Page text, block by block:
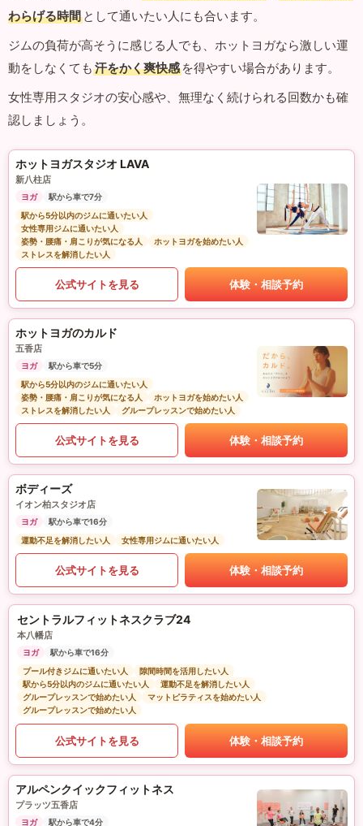
わらげる時間 として通いたい人にも合います。
ジムの負荷が高そうに感じる人でも、ホットヨガなら激しい運
動をしなくても 汗をかく爽快感 を得やすい場合があります。
女性専用スタジオの安心感や、無理なく続けられる回数かも確
認しましょう。
ホットヨガスタジオ LAVA
新八柱店
ヨガ
駅から車で7分
駅から5分以内のジムに通いたい人
女性専用ジムに通いたい人
姿勢・腰痛・肩こりが気になる人
ホットヨガを始めたい人
ストレスを解消したい人
公式サイトを見る 体験・相談予約
ホットヨガのカルド
五香店
ヨガ
駅から車で5分
駅から5分以内のジムに通いたい人
姿勢・腰痛・肩こりが気になる人
ホットヨガを始めたい人
ストレスを解消したい人
グループレッスンで始めたい人
公式サイトを見る 体験・相談予約
ボディーズ
イオン柏スタジオ店
ヨガ
駅から車で16分
運動不足を解消したい人
女性専用ジムに通いたい人
公式サイトを見る 体験・相談予約
セントラルフィットネスクラブ24
本八幡店
ヨガ
駅から車で16分
プール付きジムに通いたい人
隙間時間を活用したい人
駅から5分以内のジムに通いたい人
運動不足を解消したい人
グループレッスンで始めたい人
マットピラティスを始めたい人
グループレッスンで始めたい人
公式サイトを見る 体験・相談予約
アルペンクイックフィットネス
プラッツ五香店
ヨガ 駅から車で4分